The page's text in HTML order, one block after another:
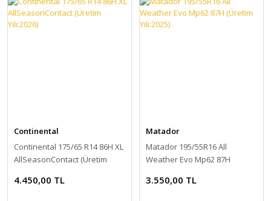
Continental
Continental 175/65 R14 86H XL
AllSeasonContact (Üretim
4.450,00 TL
Matador
Matador 195/55R16 All
Weather Evo Mp62 87H
3.550,00 TL